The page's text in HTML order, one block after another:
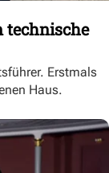
technische
Erstmals
Haus.